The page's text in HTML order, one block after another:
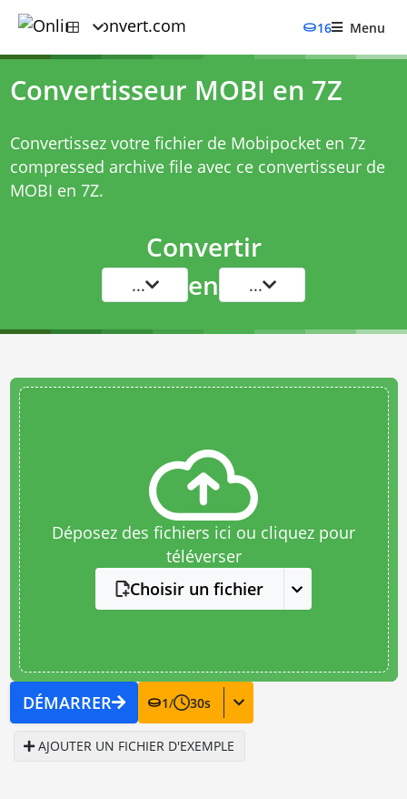
16 Menu
Convertisseur MOBI en 7Z
Convertissez votre fichier de Mobipocket en 7z
compressed archive file avec ce convertisseur de
MOBI en 7Z.
Convertir
... en ...
Déposez des fichiers ici ou cliquez pour
téléverser
Choisir un fichier
DÉMARRER 1/ 30s
AJOUTER UN FICHIER D'EXEMPLE